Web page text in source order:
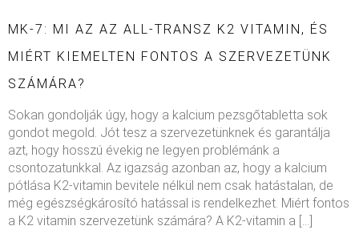
MK-7: MI AZ AZ ALL-TRANSZ K2 VITAMIN, ÉS
MIÉRT KIEMELTEN FONTOS A SZERVEZETÜNK
SZÁMÁRA?
Sokan gondolják úgy, hogy a kalcium pezsgőtabletta sok
gondot megold. Jót tesz a szervezetünknek és garantálja
azt, hogy hosszú évekig ne legyen problémánk a
csontozatunkkal. Az igazság azonban az, hogy a kalcium
pótlása K2-vitamin bevitele nélkül nem csak hatástalan, de
még egészségkárosító hatással is rendelkezhet. Miért fontos
a K2 vitamin szervezetünk számára? A K2-vitamin a […]